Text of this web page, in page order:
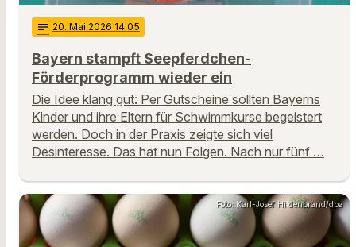
notes 20. Mai 2026 14:05
Bayern stampft Seepferdchen-
Förderprogramm wieder ein
Die Idee klang gut: Per Gutscheine sollten Bayerns
Kinder und ihre Eltern für Schwimmkurse begeistert
werden. Doch in der Praxis zeigte sich viel
Desinteresse. Das hat nun Folgen. Nach nur fünf …
Foto: Karl-Josef Hildenbrand/dpa